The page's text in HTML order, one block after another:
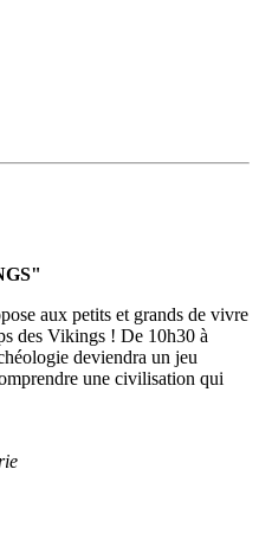
aux petits et grands de vivre
des Vikings ! De 10h30 à
deviendra un jeu
une civilisation qui